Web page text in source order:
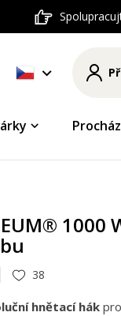
38
hnětací hákpro